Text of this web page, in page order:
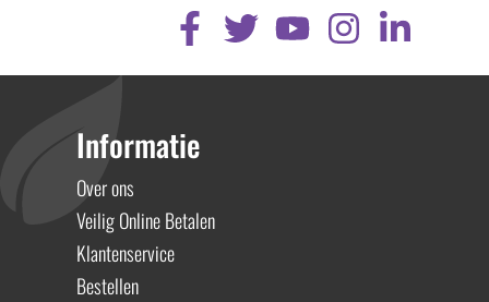
Informatie
Over ons
Veilig Online Betalen
Klantenservice
Bestellen